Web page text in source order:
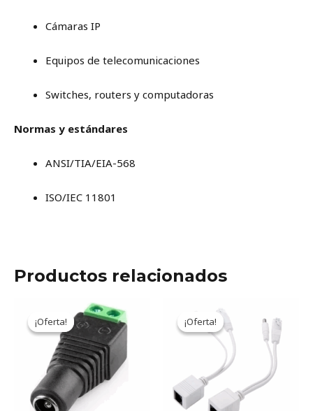
Cámaras IP
Equipos de telecomunicaciones
Switches, routers y computadoras
Normas y estándares
ANSI/TIA/EIA-568
ISO/IEC 11801
Productos relacionados
¡Oferta!
¡Oferta!
Original
price
was:
300ARS.
Current
price
is:
249ARS.
¡Oferta!
¡Oferta!
price
was:
5.517ARS.
price
4.560ARS.